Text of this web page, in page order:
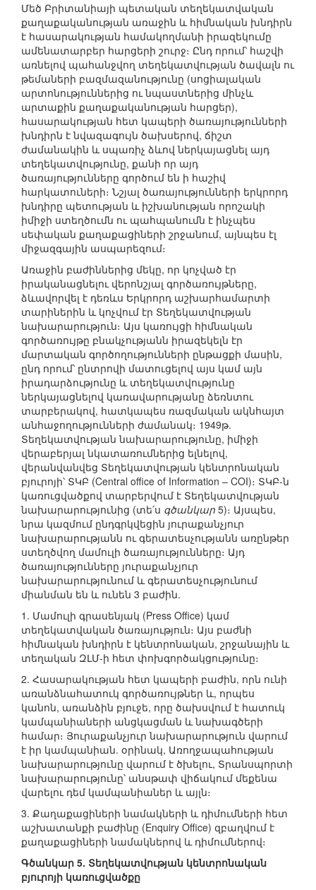
Մեծ Բրիտանիայի պետական տեղեկատվական
քաղաքականության առաջին և հիմնական խնդիրն
է հասարակության համակողմանի իրազեկումը
ամենատարբեր հարցերի շուրջ։ Ընդ որում՝ հաշվի
առնելով պահանջվող տեղեկատվության ծավալն ու
թեմաների բազմազանությունը (սոցիալական
արտոնություններից ու նպաստներից մինչև
արտաքին քաղաքականության հարցեր),
հասարակության հետ կապերի ծառայությունների
խնդիրն է նվազագույն ծախսերով, ճիշտ
ժամանակին և սպառիչ ձևով ներկայացնել այդ
տեղեկատվությունը, քանի որ այդ
ծառայությունները գործում են ի հաշիվ
հարկատուների։ Նշյալ ծառայությունների երկրորդ
խնդիրը պետության և իշխանության որոշակի
իմիջի ստեղծումն ու պահպանումն է ինչպես
սեփական քաղաքացիների շրջանում, այնպես էլ
միջազգային ասպարեզում։
Առաջին բաժիններից մեկը, որ կոչված էր
իրականացնելու վերոնշյալ գործառույթները,
ձևավորվել է դեռևս Երկրորդ աշխարհամարտի
տարիներին և կոչվում էր Տեղեկատվության
նախարարություն։ Այս կառույցի հիմնական
գործառույթը բնակչությանն իրազեկելն էր
մարտական գործողությունների ընթացքի մասին,
ընդ որում՝ ընտրովի մատուցելով այս կամ այն
իրադարձությունը և տեղեկատվությունը
ներկայացնելով կառավարությանը ձեռնտու
տարբերակով, հատկապես ռազմական ակնհայտ
անհաջողությունների ժամանակ։ 1949թ.
Տեղեկատվության նախարարությունը, իմիջի
վերաբերյալ նկատառումներից ելնելով,
վերանվանվեց Տեղեկատվության կենտրոնական
բյուրոյի՝ ՏԿԲ (Central office of Information – COI)։ ՏԿԲ-ն
կառուցվածքով տարբերվում է Տեղեկատվության
նախարարությունից (տե՛ս գծանկար 5)։ Այսպես,
նրա կազմում ընդգրկվեցին յուրաքանչյուր
նախարարությանն ու գերատեսչությանն առընթեր
ստեղծվող մամուլի ծառայությունները։ Այդ
ծառայությունները յուրաքանչյուր
նախարարությունում և գերատեսչությունում
միանման են և ունեն 3 բաժին.
1. Մամուլի գրասենյակ (Press Office) կամ
տեղեկատվական ծառայություն։ Այս բաժնի
հիմնական խնդիրն է կենտրոնական, շրջանային և
տեղական ԶԼՄ-ի հետ փոխգործակցությունը։
2. Հասարակության հետ կապերի բաժին, որն ունի
առանձնահատուկ գործառույթներ և, որպես
կանոն, առանձին բյուջե, որը ծախսվում է հատուկ
կամպանիաների անցկացման և նախագծերի
համար։ Յուրաքանչյուր նախարարություն վարում
է իր կամպանիան. օրինակ, Առողջապահության
նախարարությունը վարում է ծխելու, Տրանսպորտի
նախարարությունը՝ անսթափ վիճակում մեքենա
վարելու դեմ կամպանիաներ և այլն։
3. Քաղաքացիների նամակների և դիմումների հետ
աշխատանքի բաժինը (Enquiry Office) զբաղվում է
քաղաքացիների նամակներով և դիմումներով։
Գծանկար 5. Տեղեկատվության կենտրոնական
բյուրոյի կառուցվածքը